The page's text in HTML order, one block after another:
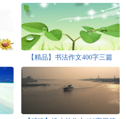
【精品】书法作文400字三篇